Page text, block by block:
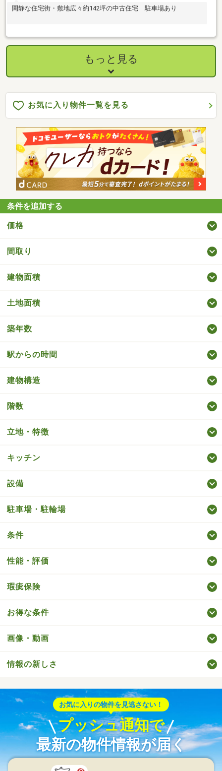
閑静な住宅街・敷地広々約142坪の中古住宅 駐車場あり
もっと見る
お気に入り物件一覧を見る
条件を追加する
価格
間取り
建物面積
土地面積
築年数
駅からの時間
建物構造
階数
立地・特徴
キッチン
設備
駐車場・駐輪場
条件
性能・評価
瑕疵保険
お得な条件
画像・動画
情報の新しさ
お気に入りの物件を見逃さない！
プッシュ通知で
最新の物件情報が届く